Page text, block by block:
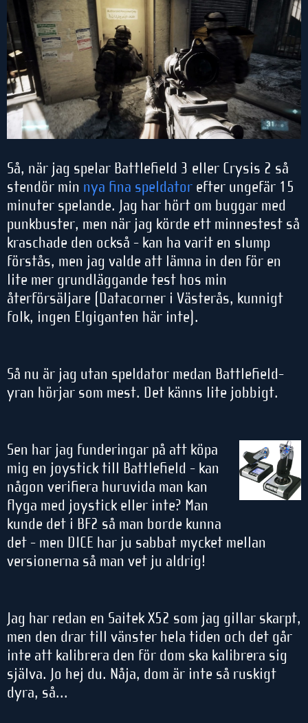
Så, när jag spelar Battlefield 3 eller Crysis 2 så
stendör min nya fina speldator efter ungefär 15
minuter spelande. Jag har hört om buggar med
punkbuster, men när jag körde ett minnestest så
kraschade den också - kan ha varit en slump
förstås, men jag valde att lämna in den för en
lite mer grundläggande test hos min
återförsäljare (Datacorner i Västerås, kunnigt
folk, ingen Elgiganten här inte).
Så nu är jag utan speldator medan Battlefield-
yran hörjar som mest. Det känns lite jobbigt.
Sen har jag funderingar på att köpa
mig en joystick till Battlefield - kan
någon verifiera huruvida man kan
flyga med joystick eller inte? Man
kunde det i BF2 så man borde kunna
det - men DICE har ju sabbat mycket mellan
versionerna så man vet ju aldrig!
Jag har redan en Saitek X52 som jag gillar skarpt,
men den drar till vänster hela tiden och det går
inte att kalibrera den för dom ska kalibrera sig
själva. Jo hej du. Nåja, dom är inte så ruskigt
dyra, så...